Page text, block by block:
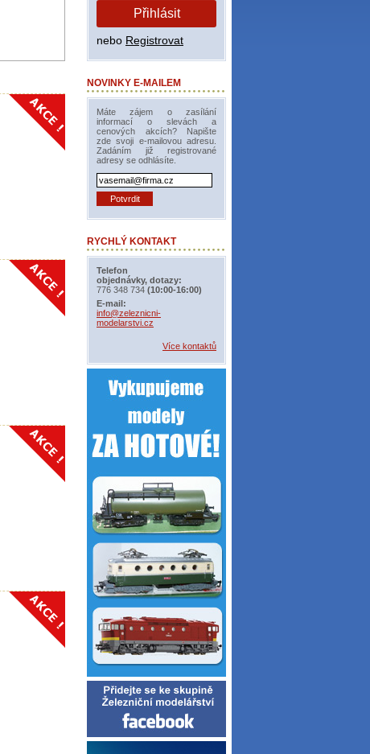
Přihlásit
nebo Registrovat
NOVINKY E-MAILEM
Máte zájem o zasílání
informací o slevách a
cenových akcích? Napište
zde svoji e-mailovou adresu.
Zadáním již registrované
adresy se odhlásíte.
RYCHLÝ KONTAKT
Telefon
objednávky, dotazy:
776 348 734 (10:00-16:00)
E-mail:
info@zeleznicni-
modelarstvi.cz
Více kontaktů